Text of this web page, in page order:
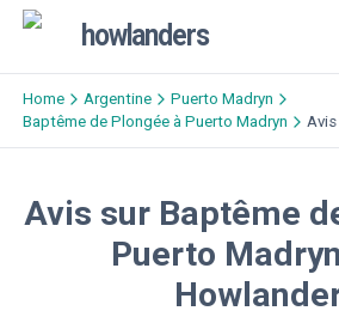
howlanders
Home Argentine
Puerto Madryn
Baptême de Plongée à Puerto Madryn
Avis
Avis sur Baptême
Puerto